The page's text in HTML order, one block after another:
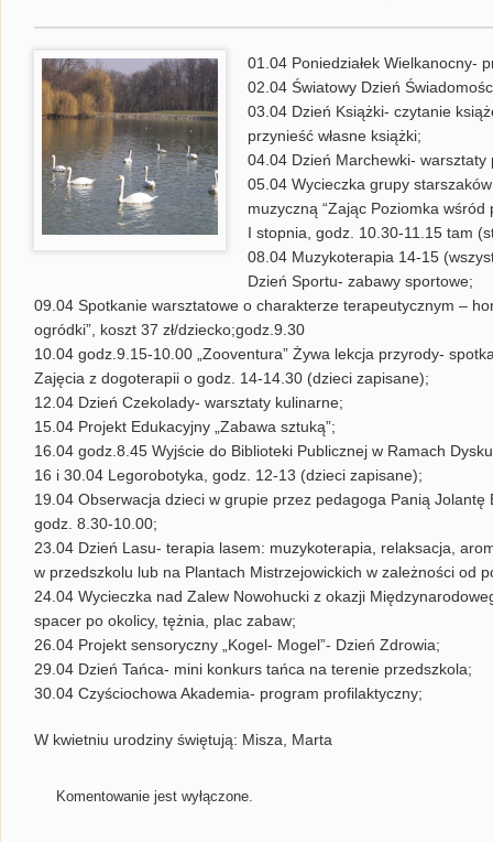
01.04 Poniedziałek Wielkanocny-
02.04 Światowy Dzień
03.04 Dzień Książki- czytanie
przynieść własne książki;
04.04 Dzień Marchewki- warsztaty
05.04 Wycieczka grupy
muzyczną “Zając Poziomka
I stopnia, godz. 10.30-11.15 tam
08.04 Muzykoterapia 14-15
Dzień Sportu- zabawy sportowe;
09.04 Spotkanie warsztatowe o charakterze terapeutycznym –
ogródki”, koszt 37 zł/dziecko;godz.9.30
10.04 godz.9.15-10.00 „Zooventura” Żywa lekcja przyrody-
Zajęcia z dogoterapii o godz. 14-14.30 (dzieci zapisane);
12.04 Dzień Czekolady- warsztaty kulinarne;
15.04 Projekt Edukacyjny „Zabawa sztuką”;
16.04 godz.8.45 Wyjście do Biblioteki Publicznej w Ramach
16 i 30.04 Legorobotyka, godz. 12-13 (dzieci zapisane);
19.04 Obserwacja dzieci w grupie przez pedagoga Panią Jolantę
godz. 8.30-10.00;
23.04 Dzień Lasu- terapia lasem: muzykoterapia, relaksacja,
w przedszkolu lub na Plantach Mistrzejowickich w zależności od
24.04 Wycieczka nad Zalew Nowohucki z okazji
spacer po okolicy, tężnia, plac zabaw;
26.04 Projekt sensoryczny „Kogel- Mogel”- Dzień Zdrowia;
29.04 Dzień Tańca- mini konkurs tańca na terenie przedszkola;
30.04 Czyściochowa Akademia- program profilaktyczny;
W kwietniu urodziny świętują: Misza, Marta
Komentowanie jest wyłączone.